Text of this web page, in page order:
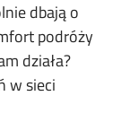
dbają o
podróży
działa?
w sieci